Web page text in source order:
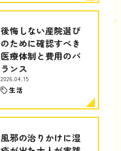
後悔しない産院選び
のために確認すべき
医療体制と費用のバ
ランス
2026.04.15
生活
風邪の治りかけに湿